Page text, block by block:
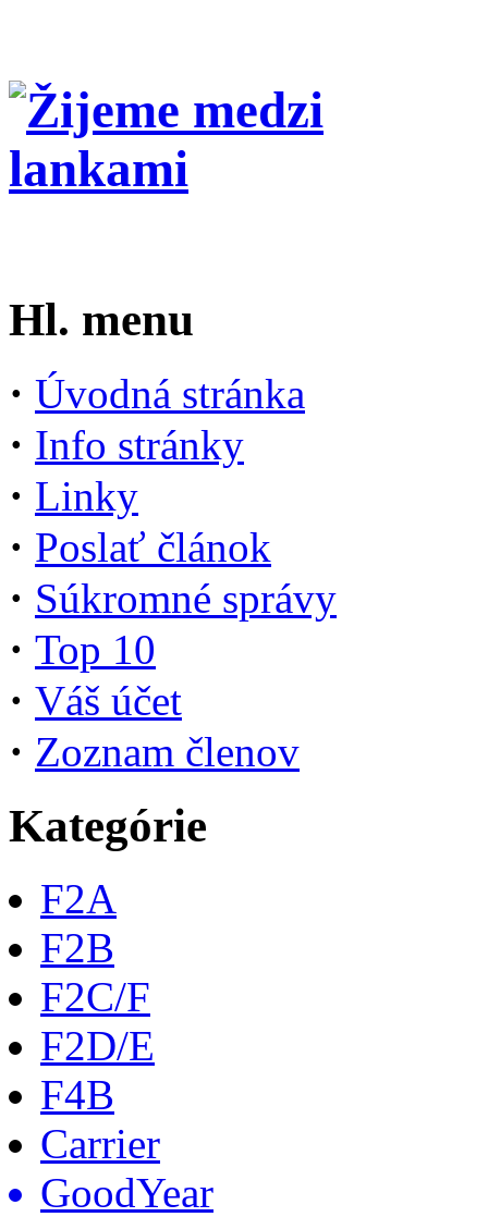
Hl. menu
· Úvodná stránka
· Info stránky
· Linky
· Poslať článok
· Súkromné správy
· Top 10
· Váš účet
· Zoznam členov
Kategórie
F2A
F2B
F2C/F
F2D/E
F4B
Carrier
GoodYear